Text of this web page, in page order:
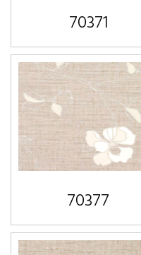
70371
70377